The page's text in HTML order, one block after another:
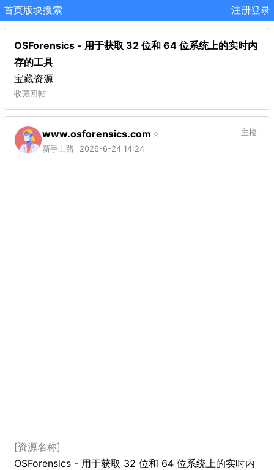
首页版块搜索 注册登录
OSForensics - 用于获取 32 位和 64 位系统上的实时内
存的工具
宝藏资源
收藏回帖
www.osforensics.com
新手上路 2026-6-24 14:24
主楼
[资源名称]
OSForensics - 用于获取 32 位和 64 位系统上的实时内